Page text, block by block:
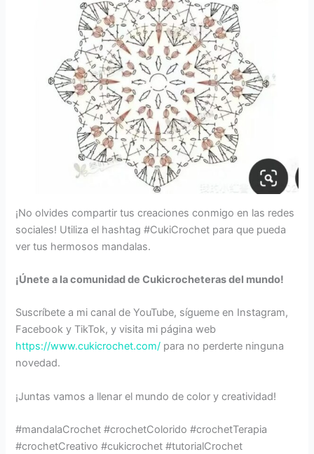
¡No olvides compartir tus creaciones conmigo en las redes
sociales! Utiliza el hashtag #CukiCrochet para que pueda
ver tus hermosos mandalas.
¡Únete a la comunidad de Cukicrocheteras del mundo!
Suscríbete a mi canal de YouTube, sígueme en Instagram,
Facebook y TikTok, y visita mi página web
https://www.cukicrochet.com/ para no perderte ninguna
novedad.
¡Juntas vamos a llenar el mundo de color y creatividad!
#mandalaCrochet #crochetColorido #crochetTerapia
#crochetCreativo #cukicrochet #tutorialCrochet